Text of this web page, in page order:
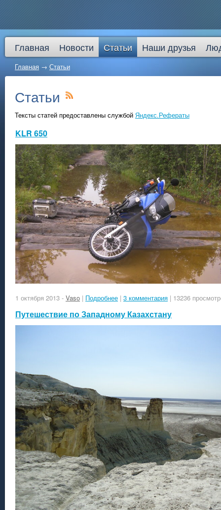
Главная Новости Статьи Наши друзья
Главная → Статьи
Статьи
Тексты статей предоставлены службой Яндекс.Рефераты
KLR 650
1 октября 2013 - Vaso | Подробнее | 3 комментария | 13236
Путешествие по Западному Казахстану